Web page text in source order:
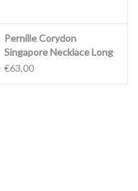
Pernille Corydon
Singapore Necklace Long
€63,00